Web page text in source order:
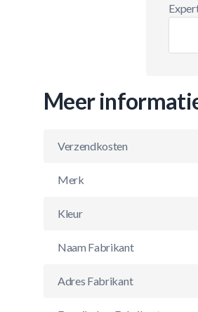
Meer
Verzendkosten
Merk
Kleur
Naam Fabrikant
Adres Fabrikant